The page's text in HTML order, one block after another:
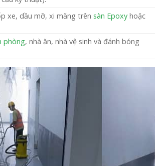
xe, dầu mỡ, xi măng trên sàn Epoxy hoặc
phòng, nhà ăn, nhà vệ sinh và đánh bóng